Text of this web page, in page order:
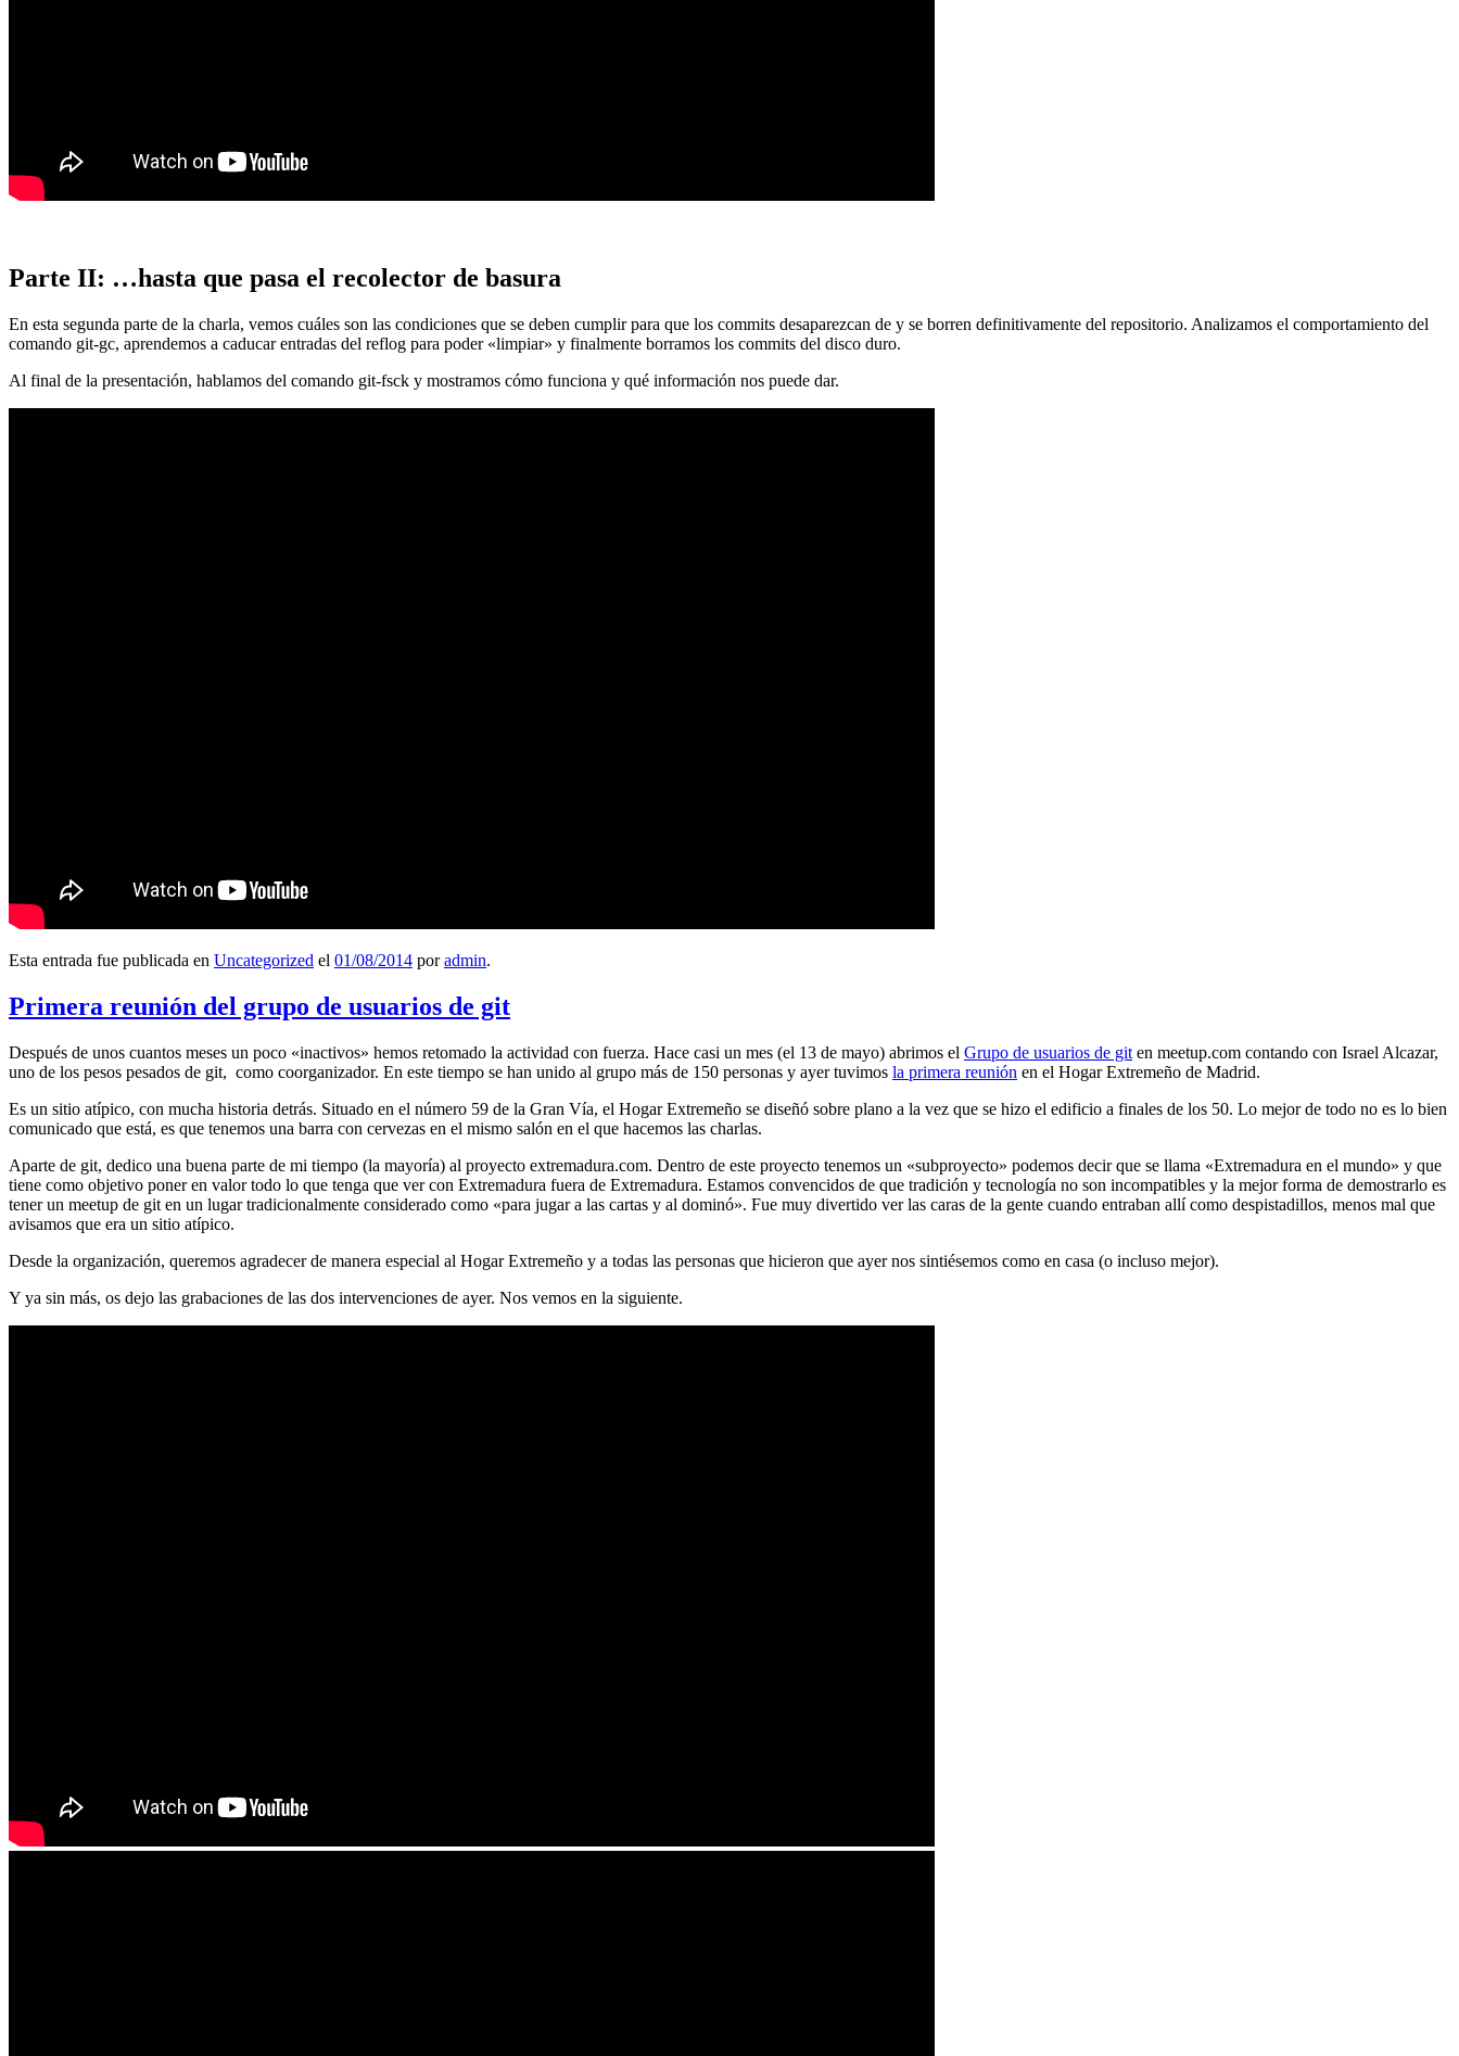
Parte II: …hasta que pasa el recolector de basura
En esta segunda parte de la charla, vemos cuáles son las condiciones que se deben cumplir para que los commits desaparezcan de y se borren definitivamente del repositorio. Analizamos el comportamiento del
comando git-gc, aprendemos a caducar entradas del reflog para poder «limpiar» y finalmente borramos los commits del disco duro.
Al final de la presentación, hablamos del comando git-fsck y mostramos cómo funciona y qué información nos puede dar.
Esta entrada fue publicada en Uncategorized el 01/08/2014 poradmin.
Primera reunión del grupo de usuarios de git
Después de unos cuantos meses un poco «inactivos» hemos retomado la actividad con fuerza. Hace casi un mes (el 13 de mayo) abrimos el Grupo de usuarios de git en meetup.com contando con Israel Alcazar,
uno de los pesos pesados de git, como coorganizador. En este tiempo se han unido al grupo más de 150 personas y ayer tuvimos la primera reunión en el Hogar Extremeño de Madrid.
Es un sitio atípico, con mucha historia detrás. Situado en el número 59 de la Gran Vía, el Hogar Extremeño se diseñó sobre plano a la vez que se hizo el edificio a finales de los 50. Lo mejor de todo no es lo bien
comunicado que está, es que tenemos una barra con cervezas en el mismo salón en el que hacemos las charlas.
Aparte de git, dedico una buena parte de mi tiempo (la mayoría) al proyecto extremadura.com. Dentro de este proyecto tenemos un «subproyecto» podemos decir que se llama «Extremadura en el mundo» y que
tiene como objetivo poner en valor todo lo que tenga que ver con Extremadura fuera de Extremadura. Estamos convencidos de que tradición y tecnología no son incompatibles y la mejor forma de demostrarlo es
tener un meetup de git en un lugar tradicionalmente considerado como «para jugar a las cartas y al dominó». Fue muy divertido ver las caras de la gente cuando entraban allí como despistadillos, menos mal que
avisamos que era un sitio atípico.
Desde la organización, queremos agradecer de manera especial al Hogar Extremeño y a todas las personas que hicieron que ayer nos sintiésemos como en casa (o incluso mejor).
Y ya sin más, os dejo las grabaciones de las dos intervenciones de ayer. Nos vemos en la siguiente.